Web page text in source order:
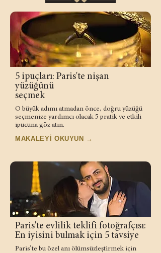
5 ipuçları: Paris'te nişan
yüzüğünü
seçmek
O büyük adımı atmadan önce, doğru yüzüğü
seçmenize yardımcı olacak 5 pratik ve etkili
ipucuna göz atın.
MAKALEYİ OKUYUN →
Paris'te evlilik teklifi fotoğrafçısı:
En iyisini bulmak için 5 tavsiye
Paris’te bu özel anı ölümsüzleştirmek için